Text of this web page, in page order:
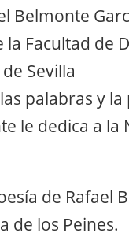
Belmonte
la Facultad de
Sevilla
palabras y
le dedica a la
de Rafael
de los Peines.